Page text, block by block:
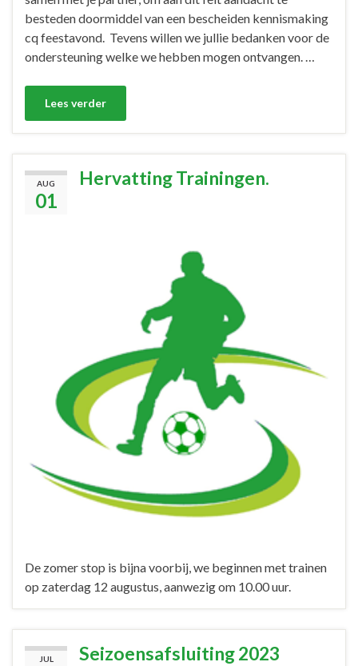
besteden doormiddel van een bescheiden kennismaking
cq feestavond. Tevens willen we jullie bedanken voor de
ondersteuning welke we hebben mogen ontvangen. …
Lees verder
AUG
01
Hervatting Trainingen.
De zomer stop is bijna voorbij, we beginnen met trainen
op zaterdag 12 augustus, aanwezig om 10.00 uur.
JUL Seizoensafsluiting 2023